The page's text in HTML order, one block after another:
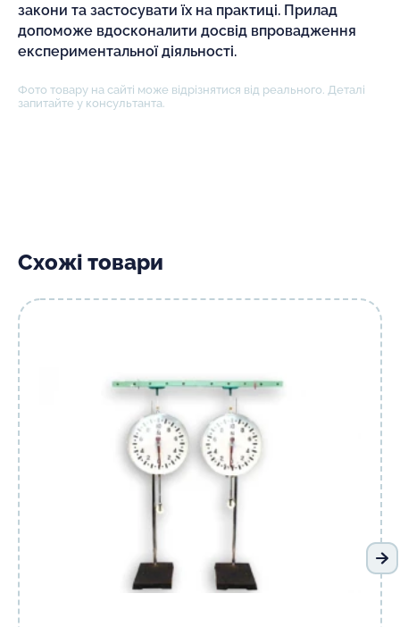
закони та застосувати їх на практиці. Прилад
допоможе вдосконалити досвід впровадження
експериментальної діяльності.
Фото товару на сайті може відрізнятися від реального. Деталі
запитайте у консультанта.
Схожі товари